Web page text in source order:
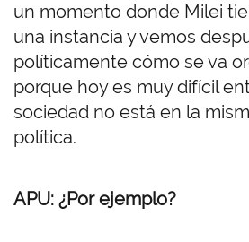
un momento donde Milei
una instancia y vemos
políticamente cómo se va
porque hoy es muy difícil
sociedad no está en la
política.
APU: ¿Por ejemplo?